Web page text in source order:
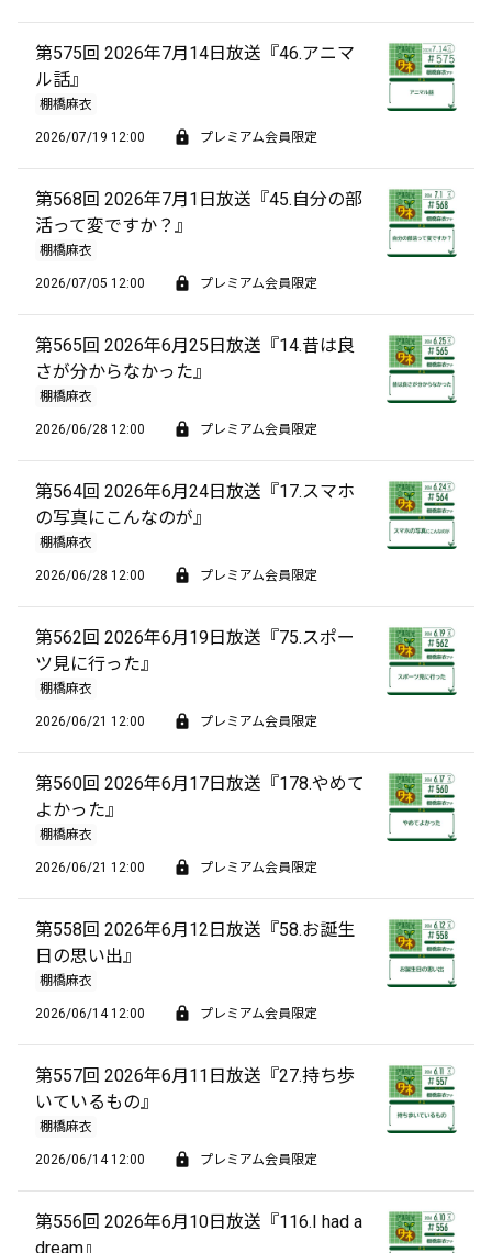
第575回 2026年7月14日放送『46.アニマ
ル話』
棚橋麻衣
2026/07/19 12:00 プレミアム会員限定
第568回 2026年7月1日放送『45.自分の部
活って変ですか？』
棚橋麻衣
2026/07/05 12:00 プレミアム会員限定
第565回 2026年6月25日放送『14.昔は良
さが分からなかった』
棚橋麻衣
2026/06/28 12:00 プレミアム会員限定
第564回 2026年6月24日放送『17.スマホ
の写真にこんなのが』
棚橋麻衣
2026/06/28 12:00 プレミアム会員限定
第562回 2026年6月19日放送『75.スポー
ツ見に行った』
棚橋麻衣
2026/06/21 12:00 プレミアム会員限定
第560回 2026年6月17日放送『178.やめて
よかった』
棚橋麻衣
2026/06/21 12:00 プレミアム会員限定
第558回 2026年6月12日放送『58.お誕生
日の思い出』
棚橋麻衣
2026/06/14 12:00 プレミアム会員限定
第557回 2026年6月11日放送『27.持ち歩
いているもの』
棚橋麻衣
2026/06/14 12:00 プレミアム会員限定
第556回 2026年6月10日放送『116.I had a
dream』